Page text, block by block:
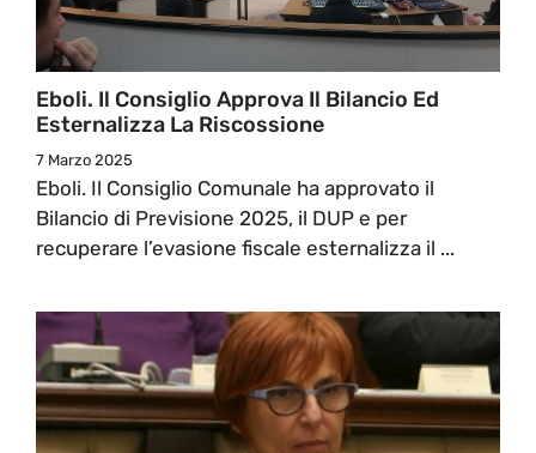
Eboli. Il Consiglio Approva Il Bilancio Ed
Esternalizza La Riscossione
7 Marzo 2025
Eboli. Il Consiglio Comunale ha approvato il
Bilancio di Previsione 2025, il DUP e per
recuperare l’evasione fiscale esternalizza il ...